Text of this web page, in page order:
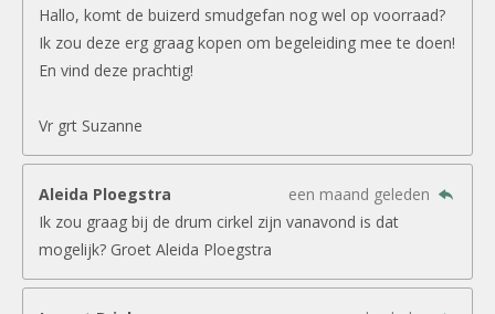
Hallo, komt de buizerd smudgefan nog wel op voorraad?
Ik zou deze erg graag kopen om begeleiding mee te doen!
En vind deze prachtig!
Vr grt Suzanne
Aleida Ploegstra
een maand geleden
Ik zou graag bij de drum cirkel zijn vanavond is dat
mogelijk? Groet Aleida Ploegstra